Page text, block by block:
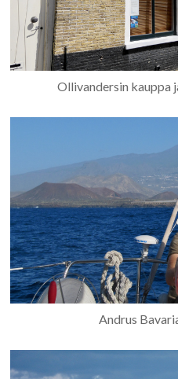
Ollivandersin kauppa
Andrus